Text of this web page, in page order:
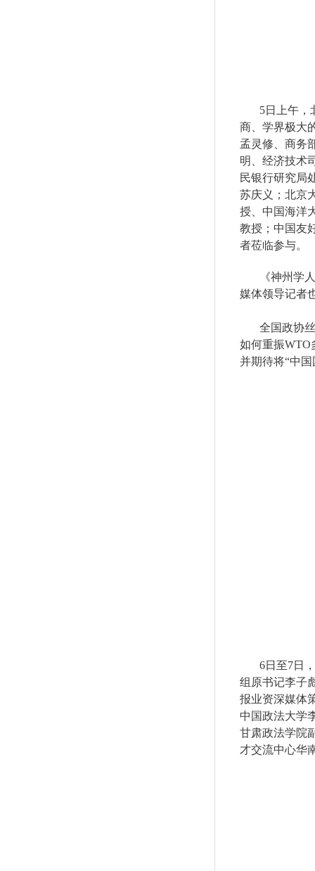
5日上午，
商、学界极大
孟灵修、商务
明、经济技术
民银行研究局
苏庆义；北京
授、中国海洋
教授；中国友
者莅临参与。
《神州学
媒体领导记者
全国政协
如何重振WTO
并期待将“中
6日至7日
组原书记李子
报业资深媒体
中国政法大学
甘肃政法学院
才交流中心华